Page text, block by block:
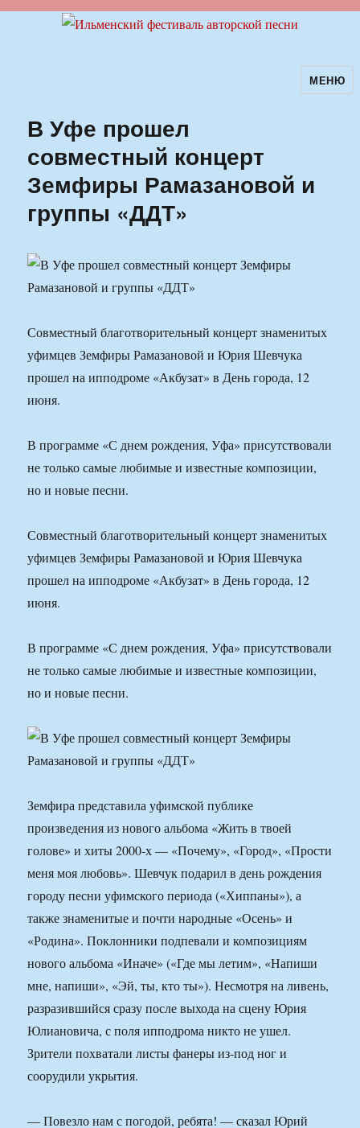
Ильменский фестиваль авторскойМЕНЮ
В Уфе прошел
совместный концерт
Земфиры Рамазановой и
группы «ДДТ»
Совместный благотворительный концерт знаменитых
уфимцев Земфиры Рамазановой и Юрия Шевчука
прошел на ипподроме «Акбузат» в День города, 12
июня.
В программе «С днем рождения, Уфа» присутствовали
не только самые любимые и известные композиции,
но и новые песни.
Совместный благотворительный концерт знаменитых
уфимцев Земфиры Рамазановой и Юрия Шевчука
прошел на ипподроме «Акбузат» в День города, 12
июня.
В программе «С днем рождения, Уфа» присутствовали
не только самые любимые и известные композиции,
но и новые песни.
Земфира представила уфимской публике
произведения из нового альбома «Жить в твоей
голове» и хиты 2000-х — «Почему», «Город», «Прости
меня моя любовь». Шевчук подарил в день рождения
городу песни уфимского периода («Хиппаны»), а
также знаменитые и почти народные «Осень» и
«Родина». Поклонники подпевали и композициям
нового альбома «Иначе» («Где мы летим», «Напиши
мне, напиши», «Эй, ты, кто ты»). Несмотря на ливень,
разразившийся сразу после выхода на сцену Юрия
Юлиановича, с поля ипподрома никто не ушел.
Зрители похватали листы фанеры из-под ног и
соорудили укрытия.
— Повезло нам с погодой, ребята! — сказал Юрий